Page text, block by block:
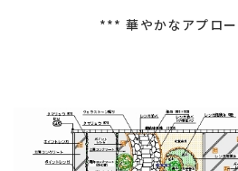
*** 華やかなアプロ